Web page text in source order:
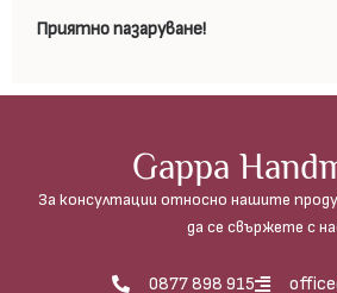
Приятно пазаруване!
Gappa
За консултации относно нашите
да се свържете с
0877 898 915